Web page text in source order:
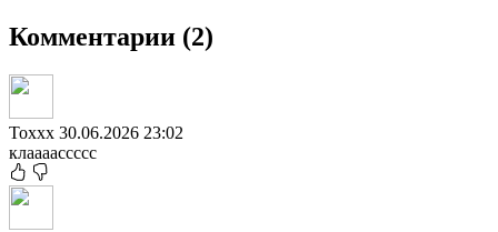
Комментарии (2)
Toxxx 30.06.2026 23:02
клаааассссс